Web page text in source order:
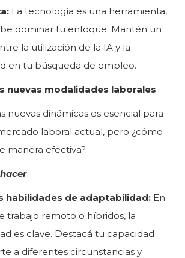
La tecnología es una herramienta,
dominar tu enfoque. Mantén un
la utilización de la IA y la
en tu búsqueda de empleo.
nuevas modalidades laborales
nuevas dinámicas es esencial para
laboral actual, pero ¿cómo
manera efectiva?
habilidades de adaptabilidad: En
trabajo remoto o híbridos, la
es clave. Destacá tu capacidad
a diferentes circunstancias y